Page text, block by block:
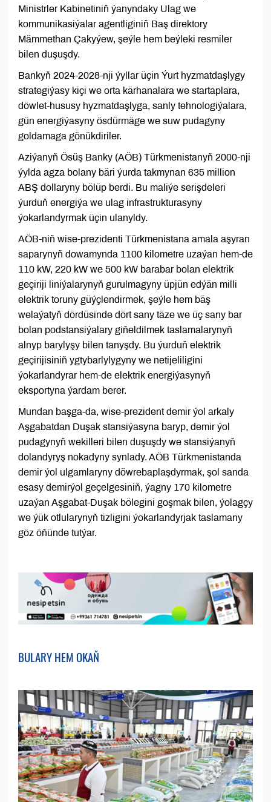
Ministrler Kabinetiniň ýanyndaky Ulag we
kommunikasiýalar agentliginiň Baş direktory
Mämmethan Çakyýew, şeýle hem beýleki resmiler
bilen duşuşdy.
Bankyň 2024-2028-nji ýyllar üçin Ýurt hyzmatdaşlygy
strategiýasy kiçi we orta kärhanalara we startaplara,
döwlet-hususy hyzmatdaşlyga, sanly tehnologiýalara,
gün energiýasyny ösdürmäge we suw pudagyny
goldamaga gönükdiriler.
Aziýanyň Ösüş Banky (AÖB) Türkmenistanyň 2000-nji
ýylda agza bolany bäri ýurda takmynan 635 million
ABŞ dollaryny bölüp berdi. Bu maliýe serişdeleri
ýurduň energiýa we ulag infrastrukturasyny
ýokarlandyrmak üçin ulanyldy.
AÖB-niň wise-prezidenti Türkmenistana amala aşyran
saparynyň dowamynda 1100 kilometre uzaýan hem-de
110 kW, 220 kW we 500 kW barabar bolan elektrik
geçiriji liniýalarynyň gurulmagyny üpjün edýän milli
elektrik toruny güýçlendirmek, şeýle hem bäş
welaýatyň dördüsinde dört sany täze we üç sany bar
bolan podstansiýalary giňeldilmek taslamalarynyň
alnyp barylyşy bilen tanyşdy. Bu ýurduň elektrik
geçirijisiniň ygtybarlylygyny we netijeliligini
ýokarlandyrar hem-de elektrik energiýasynyň
eksportyna ýardam berer.
Mundan başga-da, wise-prezident demir ýol arkaly
Aşgabatdan Duşak stansiýasyna baryp, demir ýol
pudagynyň wekilleri bilen duşuşdy we stansiýanyň
dolandyryş nokadyny synlady. AÖB Türkmenistanda
demir ýol ulgamlaryny döwrebaplaşdyrmak, şol sanda
esasy demirýol geçelgesiniň, ýagny 170 kilometre
uzaýan Aşgabat-Duşak bölegini goşmak bilen, ýolagçy
we ýük otlularynyň tizligini ýokarlandyrjak taslamany
göz öňünde tutýar.
BULARY HEM OKAŇ